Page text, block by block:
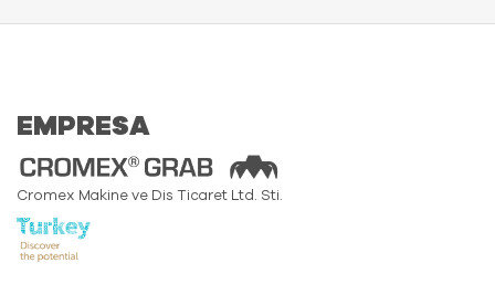
EMPRESA
Cromex Makine ve Dis Ticaret Ltd. Sti.